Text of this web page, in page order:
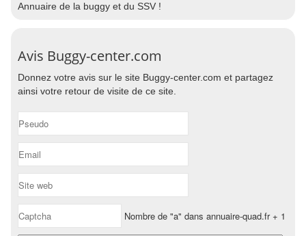
Annuaire de la buggy et du SSV !
Avis Buggy-center.com
Donnez votre avis sur le site Buggy-center.com et partagez
ainsi votre retour de visite de ce site.
Nombre de "a" dans annuaire-quad.fr + 1